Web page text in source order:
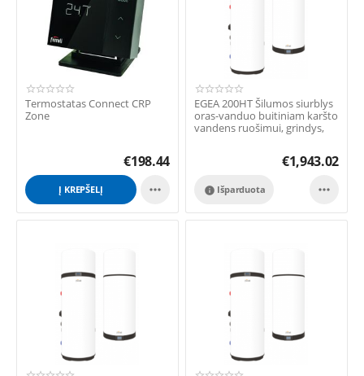
Termostatas Connect CRP
Zone
€198.44
Į KREPŠELĮ 
EGEA 200HT Šilumos siurblys
oras-vanduo buitiniam karšto
vandens ruošimui, grindys,
€1,943.02
Išparduota
 